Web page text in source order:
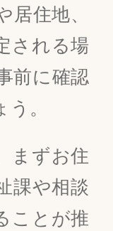
住地、
される場
前に確認
。
まずお住
課や相談
ことが推